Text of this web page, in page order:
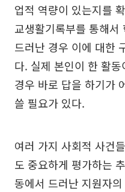
업적 역량이 있는지를
교생활기록부를 통해서
드러난 경우 이에 대한
다. 실제 본인이 한 활
경우 바로 답을 하기가
쓸 필요가 있다.
여러 가지 사회적 사건
도 중요하게 평가하는
동에서 드러난 지원자